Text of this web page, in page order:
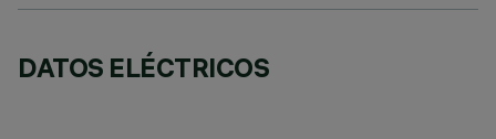
DATOS ELÉCTRICOS